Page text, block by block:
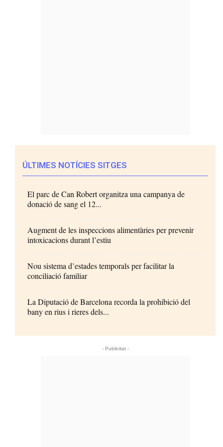
ÚLTIMES NOTÍCIES SITGES
El parc de Can Robert organitza una campanya de
donació de sang el 12...
Augment de les inspeccions alimentàries per prevenir
intoxicacions durant l’estiu
Nou sistema d’estades temporals per facilitar la
conciliació familiar
La Diputació de Barcelona recorda la prohibició del
bany en rius i rieres dels...
- Publicitat -